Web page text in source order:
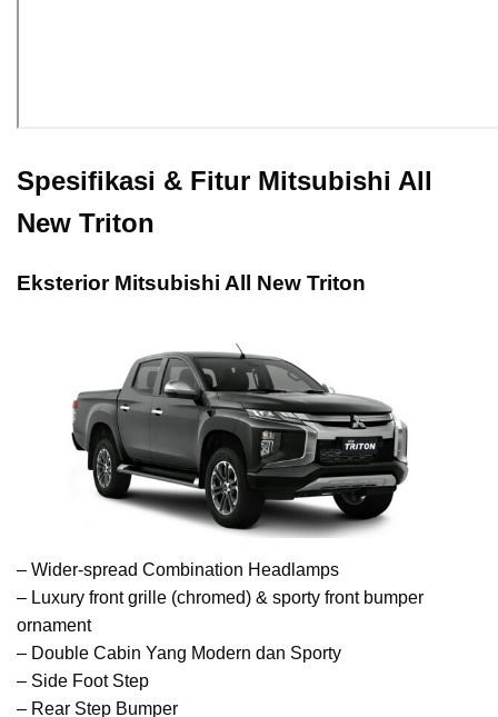
Spesifikasi & Fitur Mitsubishi All
New Triton
Eksterior Mitsubishi All New Triton
– Wider-spread Combination Headlamps
– Luxury front grille (chromed) & sporty front bumper
ornament
– Double Cabin Yang Modern dan Sporty
– Side Foot Step
– Rear Step Bumper